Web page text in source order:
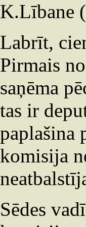
K.Lībane
Labrīt,
Pirmais
saņēma
tas ir
paplašina
komisija
Sēdes